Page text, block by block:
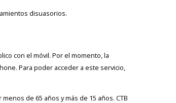
disuasorios.
con el móvil. Por el momento, la
Para poder acceder a este servicio,
de 65 años y más de 15 años. CTB